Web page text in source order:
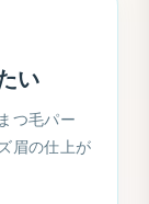
い
つ毛パー
眉の仕上が